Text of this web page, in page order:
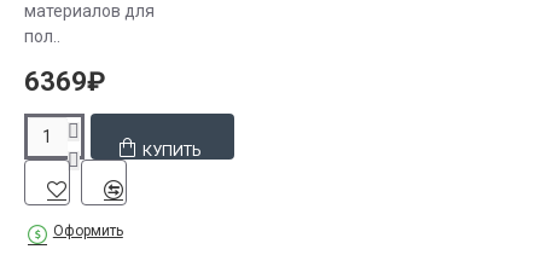
материалов для
пол..
6369₽
КУПИТЬ
Оформить